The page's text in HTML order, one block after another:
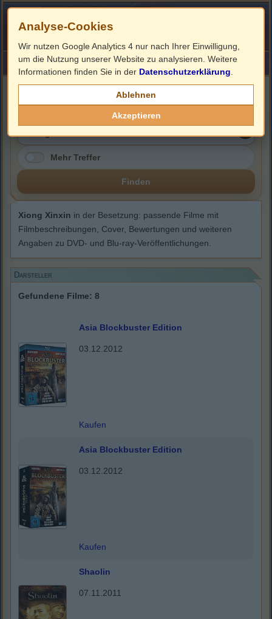
HOME ImpressumLinks
Mehr Treffer
Finden
Xiong Xinxin in der Besetzung: passende Filme mit
Filmbeschreibungen, Cover, Bewertungen und weiteren
Angaben zu DVD- und Blu-ray-Veröffentlichungen.
Darsteller
Gefundene Filme: 8
Asia Blockbuster Edition
03.12.2012
Kaufen
Asia Blockbuster Edition
03.12.2012
Kaufen
Shaolin
07.11.2011
Analyse-Cookies
Wir nutzen Google Analytics 4 nur nach Ihrer Einwilligung,
um die Nutzung unserer Website zu analysieren. Weitere
Informationen finden Sie in der Datenschutzerklärung
Ablehnen
Akzeptieren